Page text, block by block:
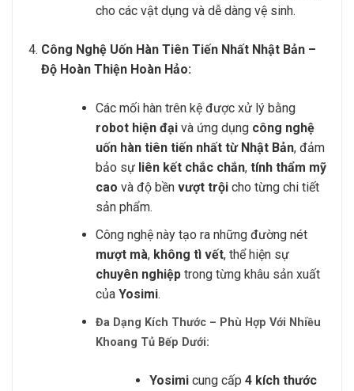
cho các vật dụng và dễ dàng vệ sinh.
Công Nghệ Uốn Hàn Tiên Tiến Nhất Nhật Bản –
Độ Hoàn Thiện Hoàn Hảo:
Các mối hàn trên kệ được xử lý bằng
robot hiện đạivà ứng dụng công nghệ
uốn hàn tiên tiến nhất từ Nhật Bản, đảm
bảo sự liên kết chắc chắn, tính thẩm mỹ
cao và độ bền vượt trộicho từng chi tiết
sản phẩm.
Công nghệ này tạo ra những đường nét
mượt mà, không tì vết, thể hiện sự
chuyên nghiệptrong từng khâu sản xuất
của Yosimi.
Đa Dạng Kích Thước – Phù Hợp Với Nhiều
Khoang Tủ Bếp Dưới:
Yosimi cung cấp4 kích thước